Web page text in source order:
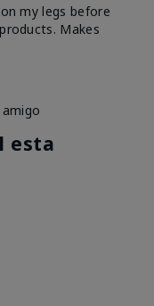
my legs before
Makes
esta